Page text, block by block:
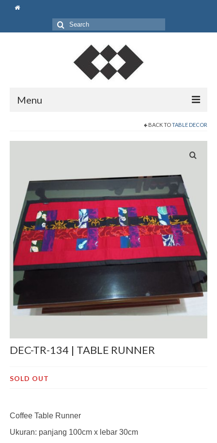
Search
for:
Menu
Gift Set
Decor
Pre-Cut
Jurnal
BACK TOTABLE DECOR
DEC-TR-134 | TABLE RUNNER
SOLD OUT
Coffee Table Runner
Ukuran: panjang 100cm x lebar 30cm